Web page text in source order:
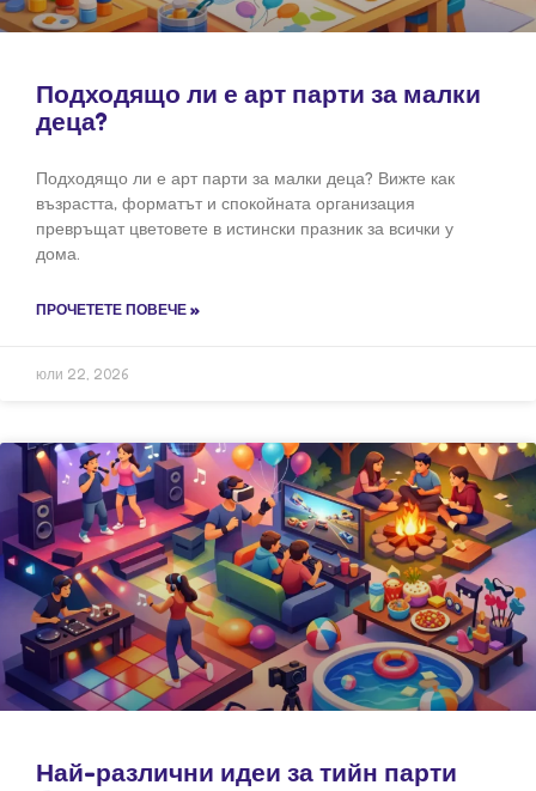
Подходящо ли е арт парти за малки
деца?
Подходящо ли е арт парти за малки деца? Вижте как
възрастта, форматът и спокойната организация
превръщат цветовете в истински празник за всички у
дома.
ПРОЧЕТЕТЕ ПОВЕЧЕ »
юли 22, 2026
Най-различни идеи за тийн парти